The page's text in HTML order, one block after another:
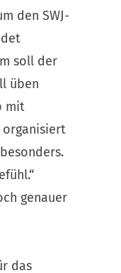
den SWJ-
soll der
üben
mit
organisiert
genauer
das